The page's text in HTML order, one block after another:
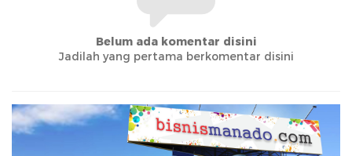
Belum ada komentar disini
Jadilah yang pertama berkomentar disini